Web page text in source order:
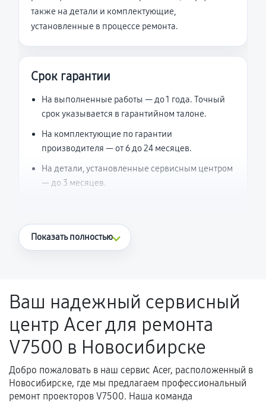
также на детали и комплектующие,
установленные в процессе ремонта.
Срок гарантии
На выполненные работы — до 1 года. Точный
срок указывается в гарантийном талоне.
На комплектующие по гарантии
производителя — от 6 до 24 месяцев.
На детали, установленные сервисным центром
— до 3 месяцев.
Что считается гарантийным случаем
Поломка установленной детали при
нормальной эксплуатации в течение
гарантийного срока.
Несоответствие комплектующей заявленным
техническим характеристикам.
Показать полностью
Ваш надежный сервисный
центр Acer для ремонта
V7500 в Новосибирске
Добро пожаловать в наш сервис Acer, расположенный в
Новосибирске, где мы предлагаем профессиональный
ремонт проекторов V7500. Наша команда